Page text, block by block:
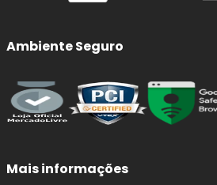
Ambiente Seguro
Mais informações